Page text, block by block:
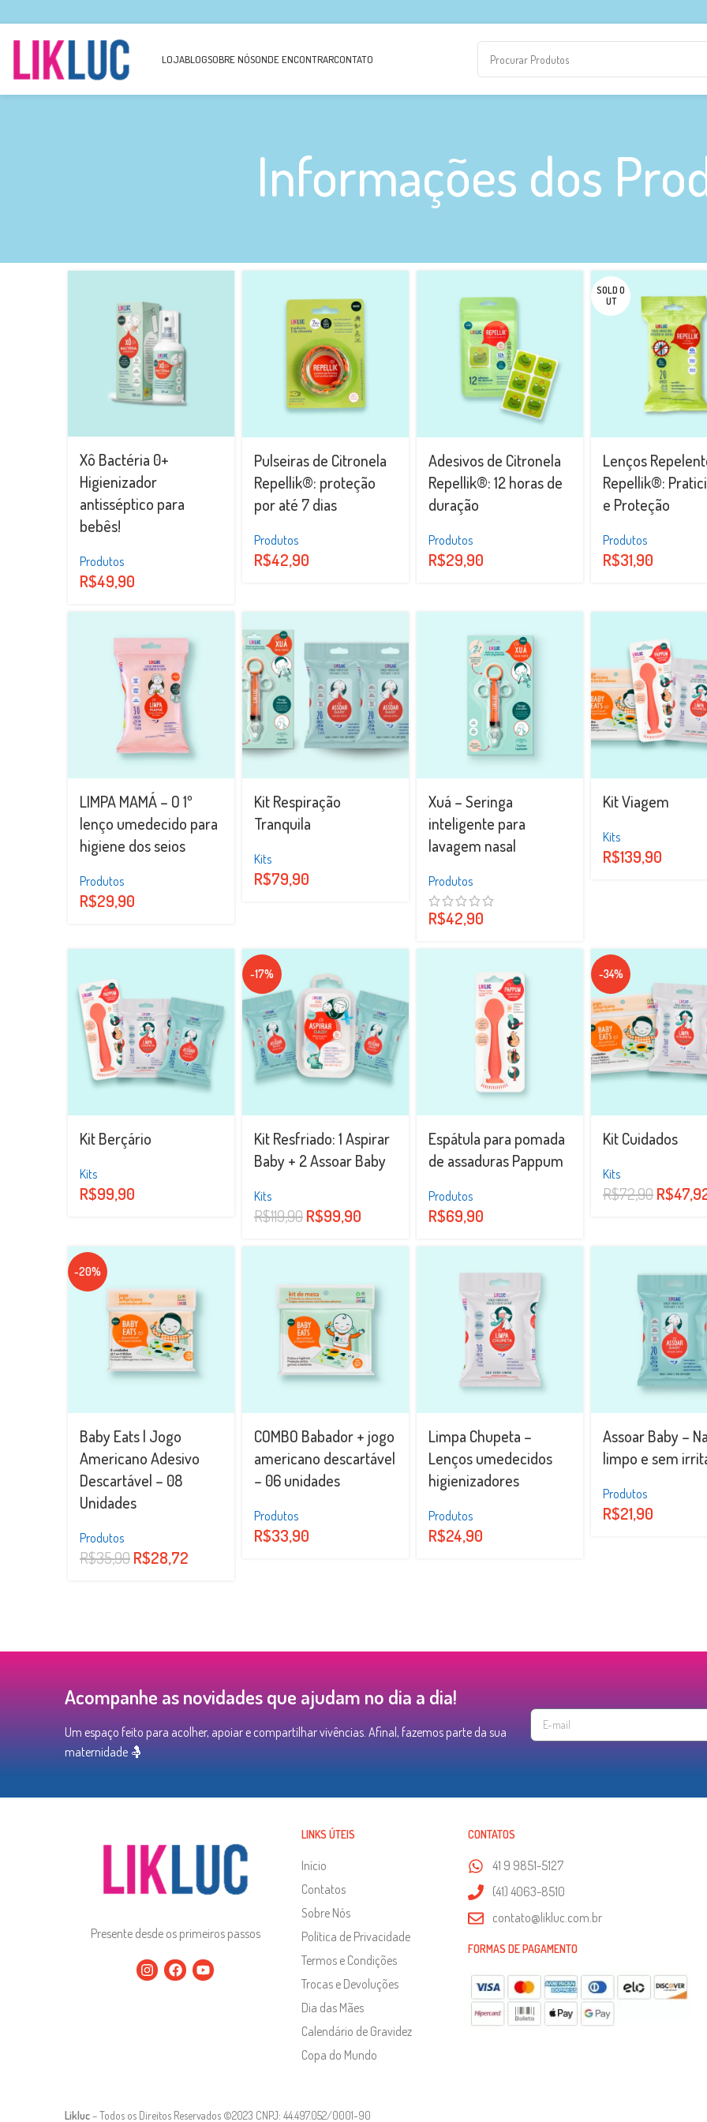
LOJABLOGSOBRE NÓSONDE ENCONTRARCONTATO
Informações dos
Xô Bactéria 0+
Higienizador
antisséptico para
bebês!
Produtos
R$49,90
Pulseiras de Citronela
Repellik®: proteção
por até 7 dias
Produtos
R$42,90
Adesivos de Citronela
Repellik®: 12 horas de
duração
Produtos
R$29,90
SOLD O
UT
Lenços
Repellik®:
e Proteção
Produtos
R$31,90
LIMPA MAMÁ – O 1º
lenço umedecido para
higiene dos seios
Produtos
R$29,90
Kit Respiração
Tranquila
Kits
R$79,90
Xuá – Seringa
inteligente para
lavagem nasal
Produtos
R$42,90
Kit Viagem
Kits
R$139,90
Kit Berçário
Kits
R$99,90
-17%
Kit Resfriado: 1 Aspirar
Baby + 2 Assoar Baby
Kits
R$119,90R$99,90
Espátula para pomada
de assaduras Pappum
Produtos
R$69,90
-34%
Kit Cuidados
Kits
R$72,90R$
-20%
Baby Eats | Jogo
Americano Adesivo
Descartável – 08
Unidades
Produtos
R$35,90R$28,72
COMBO Babador + jogo
americano descartável
– 06 unidades
Produtos
R$33,90
Limpa Chupeta –
Lenços umedecidos
higienizadores
Produtos
R$24,90
Assoar Baby –
limpo e sem
Produtos
R$21,90
Acompanhe as novidades que ajudam no dia a dia!
Um espaço feito para acolher, apoiar e compartilhar vivências. Afinal, fazemos parte da sua
maternidade 🤱
Presente desde os primeiros passos
LINKS ÚTEIS
Início
Contatos
Sobre Nós
Política de Privacidade
Termos e Condições
Trocas e Devoluções
Dia das Mães
Calendário de Gravidez
Copa do Mundo
CONTATOS
41 9 9851-5127
(41) 4063-8510
contato@likluc.com.br
FORMAS DE PAGAMENTO
Likluc– Todos os Direitos Reservados ©2023 CNPJ: 44.497.052/0001-90